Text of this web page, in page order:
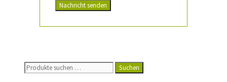
Nachricht senden
Suchen
nach:
Suchen